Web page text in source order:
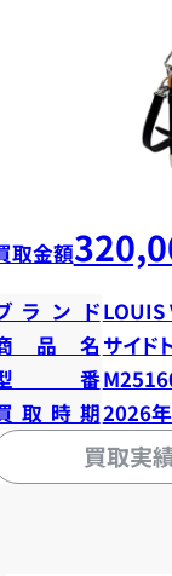
取金額
ランドLOUIS
品名 サイド
番
取時期2026
買取実